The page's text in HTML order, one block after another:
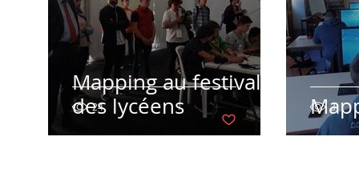
Mapping au festival
des lycéens
24 Vous n'aimez plus ce post
3